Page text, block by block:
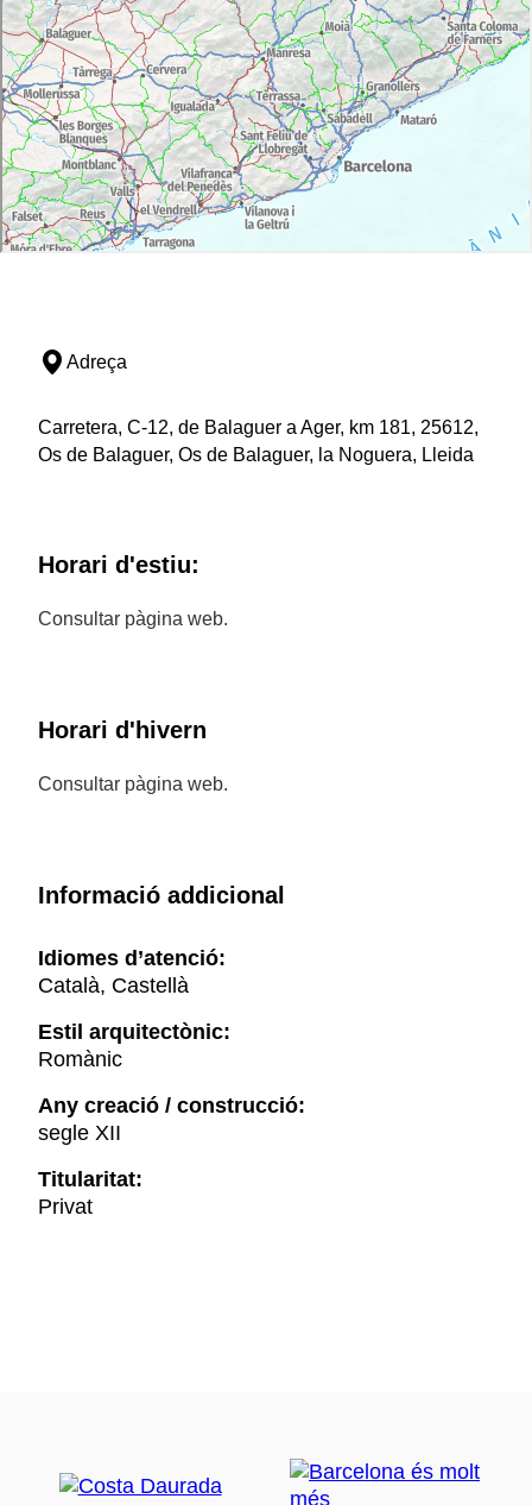
Adreça
Carretera, C-12, de Balaguer a Ager, km 181, 25612,
Os de Balaguer, Os de Balaguer, la Noguera, Lleida
Horari d'estiu:
Consultar pàgina web.
Horari d'hivern
Consultar pàgina web.
Informació addicional
Idiomes d’atenció:
Català, Castellà
Estil arquitectònic:
Romànic
Any creació / construcció:
segle XII
Titularitat:
Privat